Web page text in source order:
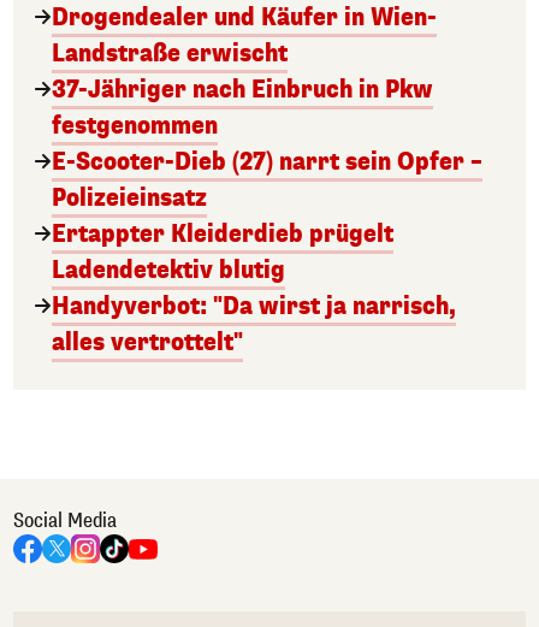
Drogendealer und Käufer in Wien-
Landstraße erwischt
37-Jähriger nach Einbruch in Pkw
festgenommen
E-Scooter-Dieb (27) narrt sein Opfer –
Polizeieinsatz
Ertappter Kleiderdieb prügelt
Ladendetektiv blutig
Handyverbot: "Da wirst ja narrisch,
alles vertrottelt"
Social Media